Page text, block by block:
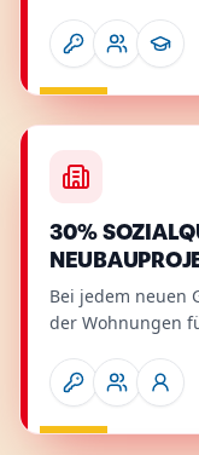
Details
Wohnen
30%
Bei jedem neuen
der Wohnungen